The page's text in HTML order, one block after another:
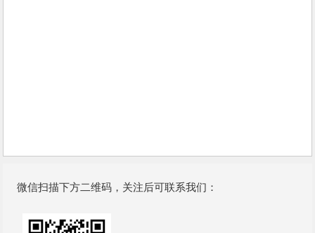
微信扫描下方二维码，关注后可联系我们：